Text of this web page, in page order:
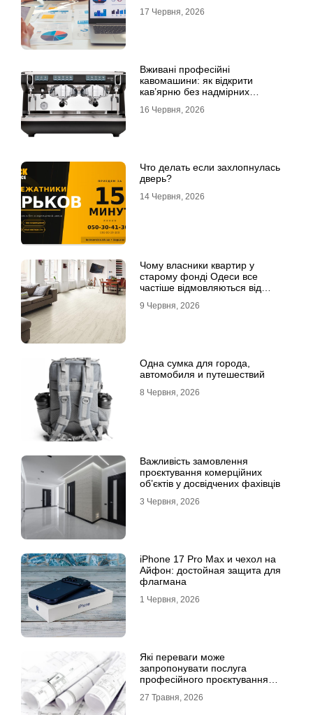
17 Червня, 2026
Вживані професійні
кавомашини: як відкрити
кав’ярню без надмірних
16 Червня, 2026
Что делать если захлопнулась
дверь?
14 Червня, 2026
Чому власники квартир у
старому фонді Одеси все
частіше відмовляються від
9 Червня, 2026
Одна сумка для города,
автомобиля и путешествий
8 Червня, 2026
Важливість замовлення
проєктування комерційних
об’єктів у досвідчених фахівців
3 Червня, 2026
iPhone 17 Pro Max и чехол на
Айфон: достойная защита для
флагмана
1 Червня, 2026
Які переваги може
запропонувати послуга
професійного проєктування
27 Травня, 2026